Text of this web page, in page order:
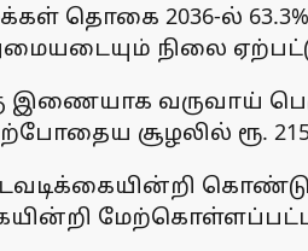
தொகை 2036-ல்
நிலை
இணையாக வருவாய்
சூழலில் ரூ.